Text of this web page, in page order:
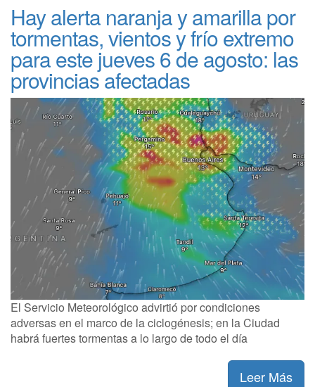
Hay alerta naranja y amarilla por
tormentas, vientos y frío extremo
para este jueves 6 de agosto: las
provincias afectadas
El Servicio Meteorológico advirtió por condiciones
adversas en el marco de la ciclogénesis; en la Ciudad
habrá fuertes tormentas a lo largo de todo el día
Leer Más